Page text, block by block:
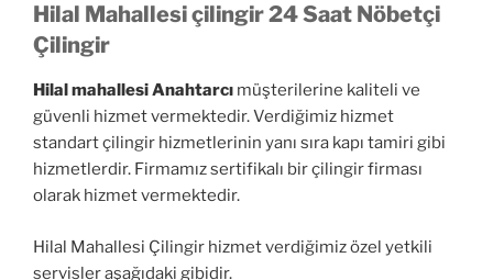
Hilal Mahallesi çilingir 24 Saat Nöbetçi
Çilingir
Hilal mahallesi Anahtarcı müşterilerine kaliteli ve
güvenli hizmet vermektedir. Verdiğimiz hizmet
standart çilingir hizmetlerinin yanı sıra kapı tamiri gibi
hizmetlerdir. Firmamız sertifikalı bir çilingir firması
olarak hizmet vermektedir.
Hilal Mahallesi Çilingir hizmet verdiğimiz özel yetkili
servisler aşağıdaki gibidir.